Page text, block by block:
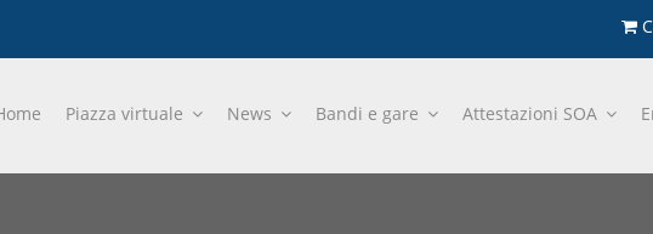
Piazza virtuale News Bandi e gare Attestazioni SOA